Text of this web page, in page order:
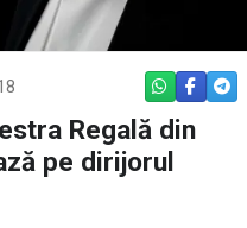
WHATSAPP
Regală din
pe dirijorul